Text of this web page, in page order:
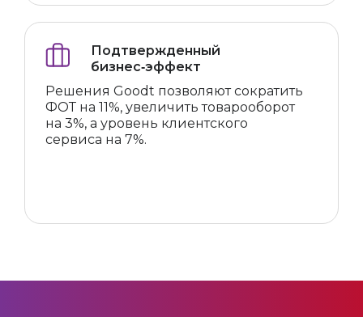
Подтвержденный
бизнес‑эффект
Решения Goodt позволяют сократить
ФОТ на 11%, увеличить товарооборот
на 3%, а уровень клиентского
сервиса на 7%.